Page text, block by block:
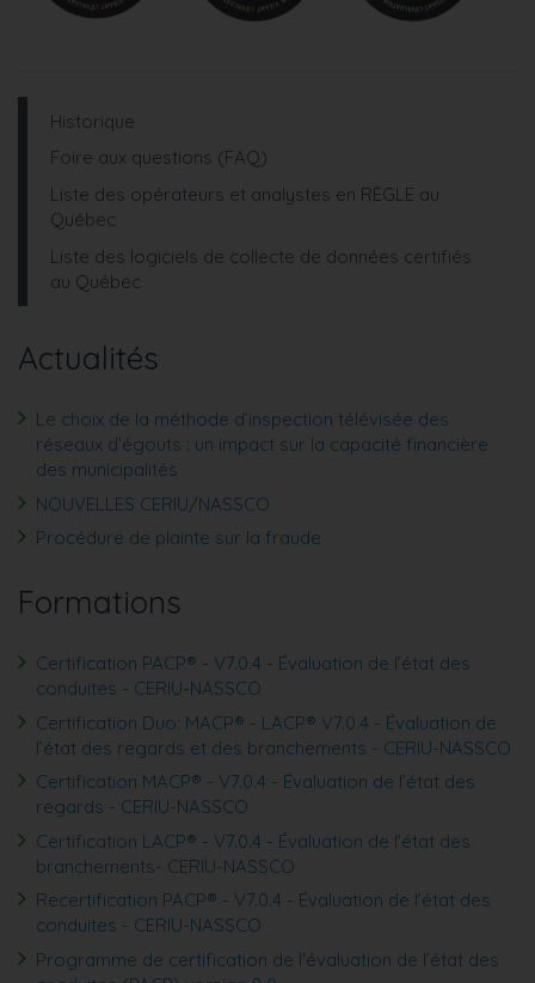
Historique
Foire aux questions (FAQ)
Liste des opérateurs et analystes en RÈGLE au
Québec
Liste des logiciels de collecte de données certifiés
au Québec
Actualités
Le choix de la méthode d’inspection télévisée des
réseaux d’égouts : un impact sur la capacité financière
des municipalités
NOUVELLES CERIU/NASSCO
Procédure de plainte sur la fraude
Formations
Certification PACP® - V7.0.4 - Évaluation de l’état des
conduites - CERIU-NASSCO
Certification Duo: MACP® - LACP® V7.0.4 - Évaluation de
l’état des regards et des branchements - CERIU-NASSCO
Certification MACP® - V7.0.4 - Évaluation de l’état des
regards - CERIU-NASSCO
Certification LACP® - V7.0.4 - Évaluation de l’état des
branchements- CERIU-NASSCO
Recertification PACP® - V7.0.4 - Évaluation de l’état des
conduites - CERIU-NASSCO
Programme de certification de l'évaluation de l’état des